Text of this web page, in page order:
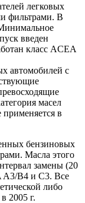
легковых
фильтрами. В
введен
класс ACEA
автомобилей с
масел
в
бензиновых
Масла этого
замены (20
A3/B4 и C3. Все
либо
2005 г.